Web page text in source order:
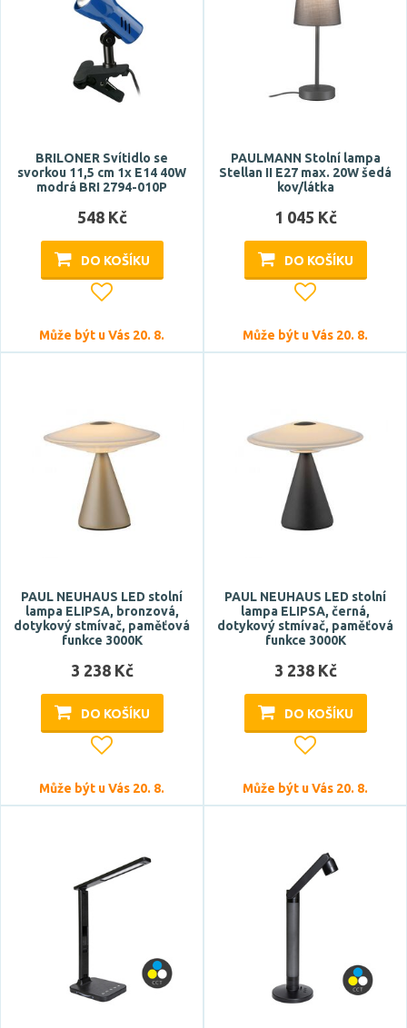
GU10
Typ zdroje
LED
ano
Barva
Zobrazit více
akryl
alabastr
hliník
dálkové ovládání
hodiny
BRILONER Svítidlo se
svorkou 11,5 cm 1x E14 40W
modrá BRI 2794-010P
548 Kč
DO KOŠÍKU
Může být u Vás 20. 8.
PAULMANN Stolní lampa
Stellan II E27 max. 20W šedá
kov/látka
1 045 Kč
DO KOŠÍKU
Může být u Vás 20. 8.
PAUL NEUHAUS LED stolní
lampa ELIPSA, bronzová,
dotykový stmívač, paměťová
funkce 3000K
3 238 Kč
DO KOŠÍKU
Může být u Vás 20. 8.
PAUL NEUHAUS LED stolní
lampa ELIPSA, černá,
dotykový stmívač, paměťová
funkce 3000K
3 238 Kč
DO KOŠÍKU
Může být u Vás 20. 8.